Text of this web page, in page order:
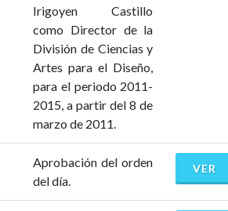
Irigoyen Castillo
como Director de la
División de Ciencias y
Artes para el Diseño,
para el periodo 2011-
2015, a partir del 8 de
marzo de 2011.
Aprobación del orden
del día.
VER